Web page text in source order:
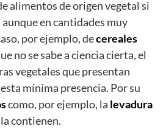
alimentos de origen vegetal si
en cantidades muy
por ejemplo, decereales
no se sabe a ciencia cierta, el
vegetales que presentan
mínima presencia. Por su
como, por ejemplo, la levadura
contienen.